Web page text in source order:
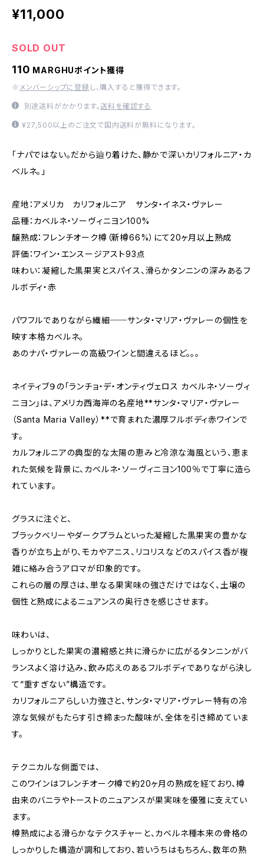
¥11,000
SOLD OUT
110 MARGHUポイント獲得
※ メンバーシップに登録 し、購入すると獲得できます。
別途送料がかかります。送料を確認する
¥27,500以上のご注文で国内送料が無料になります。
「ナパではない。だから辿り着けた、静かで深いカリフォルニア・カ
ベルネ。」
産地：アメリカ カリフォルニア サンタ・イネス・ヴァレー
品種：カベルネ・ソーヴィニヨン100%
醸熟成：フレンチオーク樽（新樽66%）にて20ヶ月以上熟成
評価：ワイン・エンスージアスト93点
味わい：凝縮した黒果実とスパイス、滑らかタンニンの深みあるフ
ルボディ・赤
パワフルでありながら繊細──サンタ・マリア・ヴァレーの個性を
映す本格カベルネ。
あのナパ・ヴァレーの高級ワインと間違えるほど。。。
ネイティブ９の「ランチョ・デ・オンティヴェロス カベルネ・ソーヴィ
ニヨン」は、アメリカ西海岸の名産地**サンタ・マリア・ヴァレー
（Santa Maria Valley）**で育まれた濃厚フルボディ赤ワインで
す。
カルフォルニアの典型的な太陽の恵みと冷涼な海風という、恵ま
れた気候を背景に、カベルネ・ソーヴィニヨン100％で丁寧に造ら
れています。
グラスに注ぐと、
ブラックベリーやダークプラムといった凝縮した黒果実の豊かな
香りが立ち上がり、モカやアニス、リコリスなどのスパイス香が複
雑に絡み合うアロマが印象的です。
これらの層の厚さは、単なる果実味の強さだけではなく、土壌の
個性と熟成によるニュアンスの奥行きを感じさせます。
味わいは、
しっかりとした果実の濃縮感と共に滑らかに広がるタンニンがバ
ランスよく溶け込み、飲み応えのあるフルボディでありながら決し
て“重すぎない”構造です。
カリフォルニアらしい力強さと、サンタ・マリア・ヴァレー特有の冷
涼な気候がもたらす引き締まった酸味が、全体を引き締めていま
す。
テクニカルな側面では、
このワインはフレンチオーク樽で約20ヶ月の熟成を経ており、樽
由来のバニラやトーストのニュアンスが果実味を優雅に支えてい
ます。
樽熟成による滑らかなテクスチャーと、カベルネ種本来の骨格の
しっかりした構造が調和しており、若いうちはもちろん、数年の熟